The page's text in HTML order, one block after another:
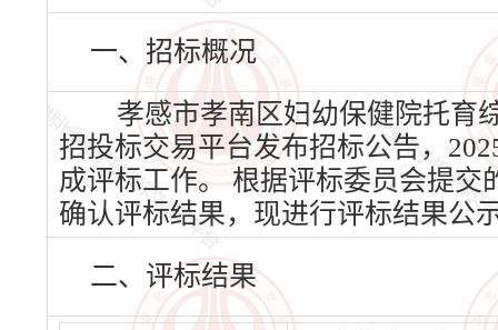
一、招标概况
孝感市孝南区妇幼保健院托育
招投标交易平台发布招标公告，
成评标工作。 根据评标委员会提
确认评标结果，现进行评标结果公
二、评标结果